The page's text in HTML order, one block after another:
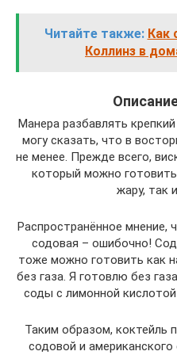
Читайте также: Как
Коллинз в
Манера разбавлять
могу сказать, что в
не менее. Прежде всего,
который можно
жару, так
Распространённое мнение,
содовая – ошибочно!
тоже можно готовить как
без газа. Я готовлю без
соды с лимонной
Таким образом, коктейль
содовой и американского